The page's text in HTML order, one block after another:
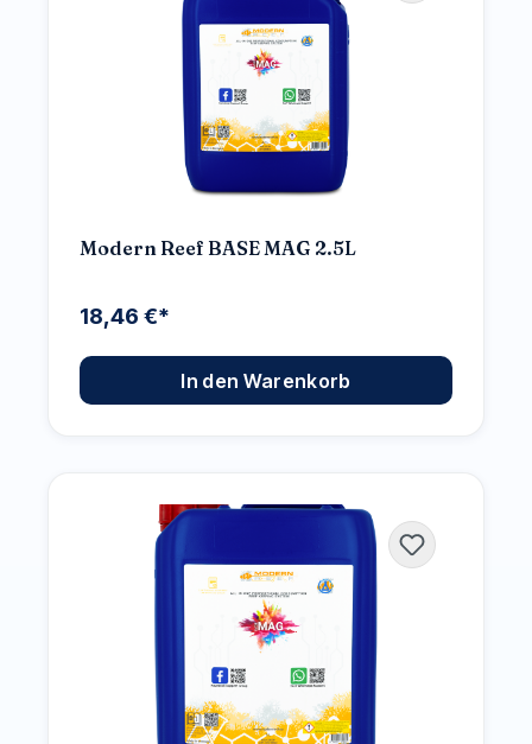
Modern Reef BASE MAG 2.5L
18,46 €*
In den Warenkorb